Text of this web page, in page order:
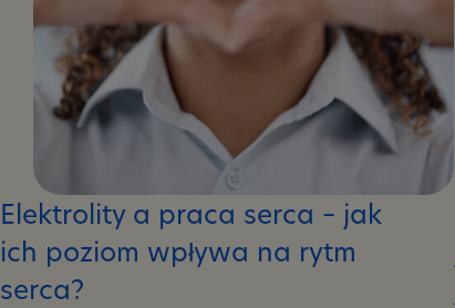
Elektrolity a praca serca – jak
ich poziom wpływa na rytm
serca?